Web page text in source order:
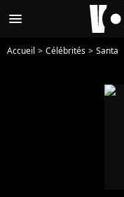
menu
Accueil Célébrités Santa